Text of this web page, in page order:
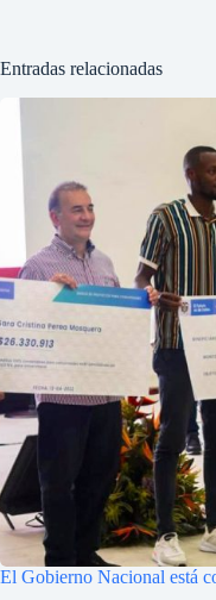
Entradas relacionadas
El Gobierno Nacional está